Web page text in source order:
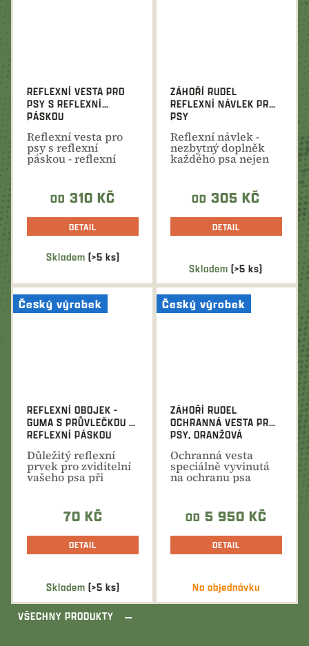
Průměrné
produktu
je
Skladem (>5 ks)
REFLEXNÍ VESTA PRO
PSY S REFLEXNÍ
PÁSKOU
Reflexní vesta pro
psy s reflexní
páskou - reflexní
pásek má
OD 310 KČ
DETAIL
Skladem(>5 ks)
ZÁHOŘÍ RUDEL
REFLEXNÍ NÁVLEK PRO
PSY
Reflexní návlek -
nezbytný doplněk
každého psa nejen
pro společné lovecké
OD 305 KČ
DETAIL
Český výrobek
Skladem (>5 ks)
REFLEXNÍ OBOJEK -
GUMA S PRŮVLEČKOU S
REFLEXNÍ PÁSKOU
Důležitý reflexní
prvek pro zviditelní
vašeho psa při
výcviku nebo...
70 KČ
DETAIL
Český výrobek
Na objednávku
ZÁHOŘÍ RUDEL
OCHRANNÁ VESTA PRO
PSY, ORANŽOVÁ
Ochranná vesta
speciálně vyvinutá
na ochranu psa
pracujícího v leči....
OD 5 950 KČ
DETAIL
VŠECHNY PRODUKTY